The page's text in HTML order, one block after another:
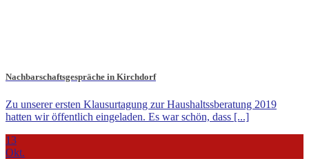
Nachbarschaftsgespräche in Kirchdorf
Zu unserer ersten Klausurtagung zur Haushaltssberatung 2019
hatten wir öffentlich eingeladen. Es war schön, dass [...]
13
Okt.